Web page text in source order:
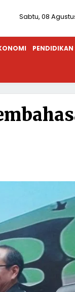
Sabtu, 08
PENDIDIKAN